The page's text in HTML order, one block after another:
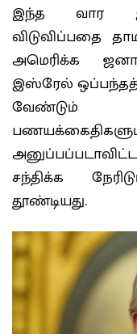
இந்த வார
விடுவிப்பதை
அமெரிக்க
இஸ்ரேல்
வேண்டும்
சந்திக்க
தூண்டியது.